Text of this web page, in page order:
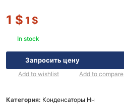
1 $ 1 $
In stock
Запросить цену
Add to wishlist Add to compare
Категория: Конденсаторы Нн